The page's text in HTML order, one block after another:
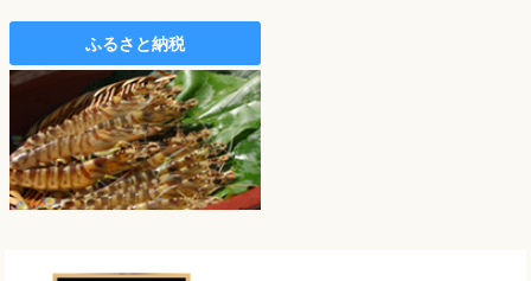
ふるさと納税